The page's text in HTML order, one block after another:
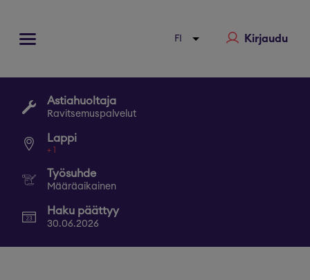
Kirjaudu
Astiahuoltaja
Ravitsemuspalvelut
Lappi
+ 1
Työsuhde
Määräaikainen
Haku päättyy
30.06.2026